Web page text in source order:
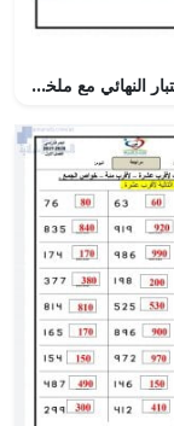
محتوى الاختبار النهائي مع ملخصات شاملة (علوم وتقانة) الحادي عشر